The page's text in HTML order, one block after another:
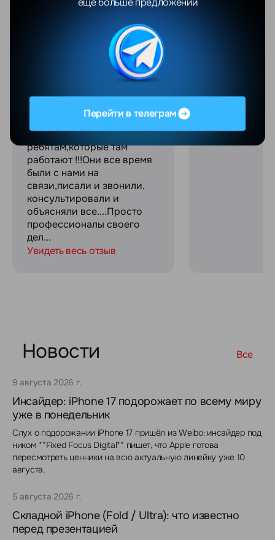
Добрый день!Покупали
телефон в магазине....все
было отлично....через
полгода поймал какую-то
ошибку.....Мы телефон
отослали по
гарантии.....Спасибо
ребятам,которые там
работают !!!Они все время
были с нами на
связи,писали и звонили,
консультировали и
объясняли все....Просто
профессионалы своего
дел...
Увидеть весь отзыв
сотрудники!
процесса
Новости Все
9 августа 2026 г.
Инсайдер: iPhone 17 подорожает по всему миру
уже в понедельник
Слух о подорожании iPhone 17 пришёл из Weibo: инсайдер под
ником **Fixed Focus Digital** пишет, что Apple готова
пересмотреть ценники на всю актуальную линейку уже 10
августа.
5 августа 2026 г.
Складной iPhone (Fold / Ultra): что известно
перед презентацией
Перейти в телеграм